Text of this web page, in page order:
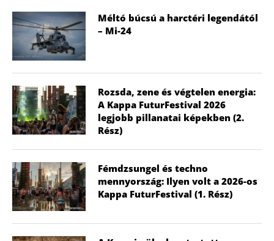
Méltó búcsú a harctéri legendától
– Mi-24
Rozsda, zene és végtelen energia:
A Kappa FuturFestival 2026
legjobb pillanatai képekben (2.
Rész)
Fémdzsungel és techno
mennyország: Ilyen volt a 2026-os
Kappa FuturFestival (1. Rész)